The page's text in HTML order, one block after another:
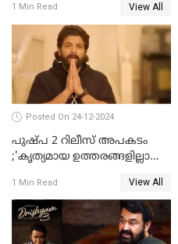
ശ്രീകുമാറിനുമെതിരെ കേസ്
1 Min Read View All
Posted On 24-12-2024
പുഷ്‌പ 2 റിലീസ് അപകടം
;'കൃത്യമായ ഉത്തരങ്ങളില്ലാതെ
1 Min Read View All